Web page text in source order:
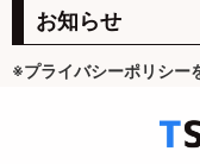
お知らせ
※プライバシーポリシー